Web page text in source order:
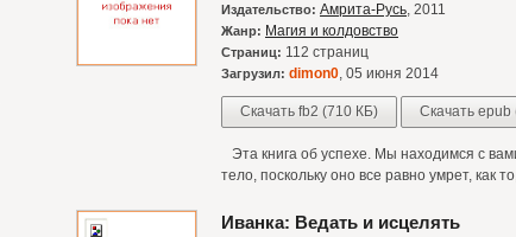
Издательство: Амрита-Русь, 2011
Жанр: Магия и колдовство
Страниц: 112 страниц
Загрузил: dimon0, 05 июня 2014
Скачать fb2 (710 КБ) Скачать
Эта книга об успехе. Мы находимся с
тело, поскольку оно все равно умрет, как
Иванка: Ведать и исцелять